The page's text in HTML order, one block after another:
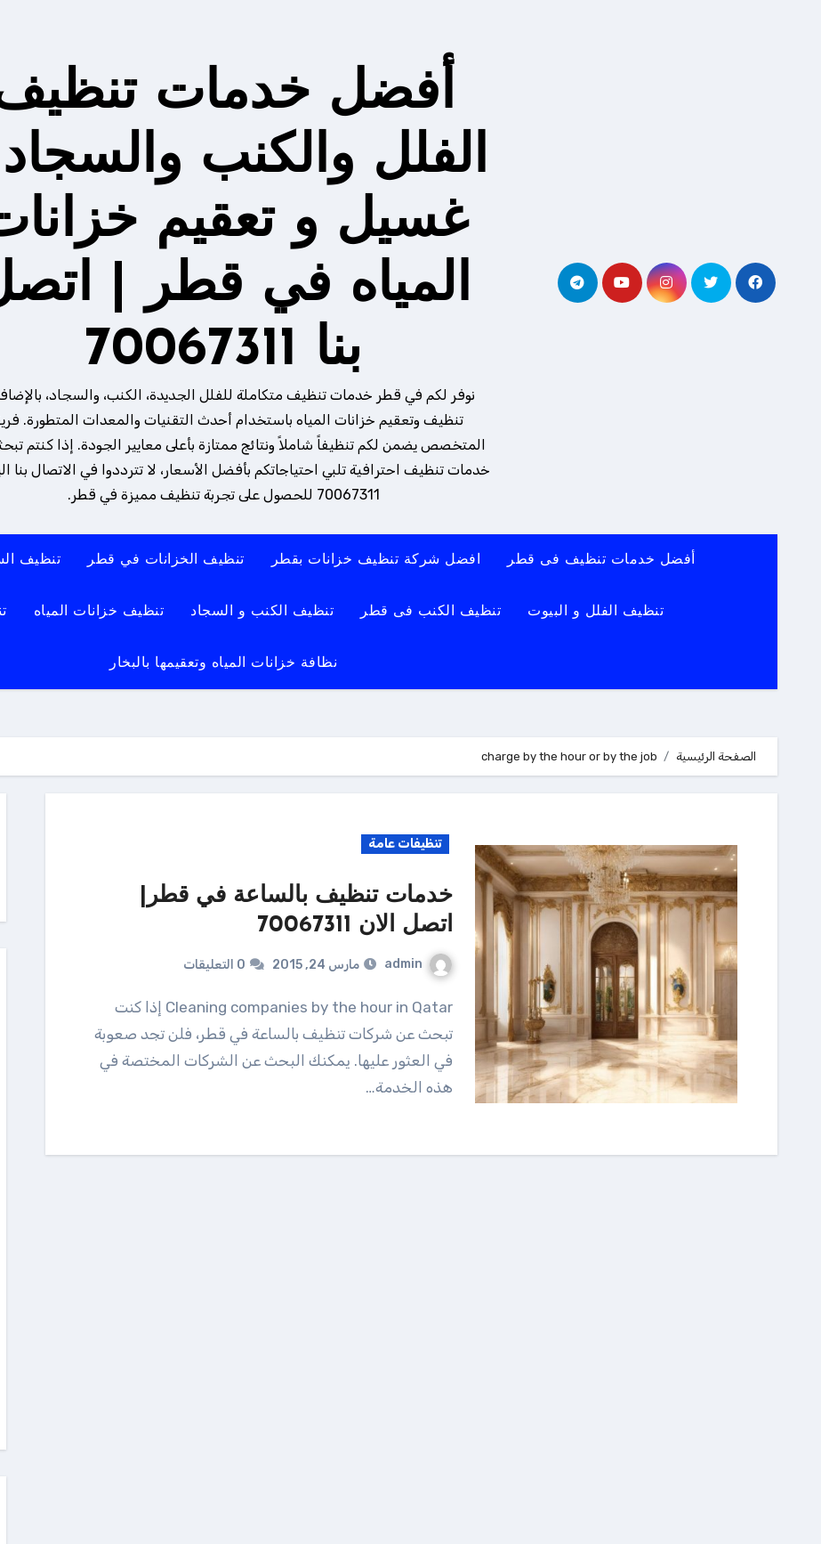
أفضل خدمات
الفلل والكنب
غسيل و تعقيم
المياه في قطر |
بنا 70067311
نوفر لكم في قطر خدمات تنظيف متكاملة للفلل الجديدة، الكنب، والسجاد،
تنظيف وتعقيم خزانات المياه باستخدام أحدث التقنيات والمعدات المتطورة.
المتخصص يضمن لكم تنظيفاً شاملاً ونتائج ممتازة بأعلى معايير الجودة. إذا كنتم
خدمات تنظيف احترافية تلبي احتياجاتكم بأفضل الأسعار، لا تترددوا في الاتصال بنا
70067311 للحصول على تجربة تنظيف مميزة في قطر.
أفضل خدمات تنظيف فى قطر افضل شركة تنظيف خزانات بقطر تنظيف الخزانات في قطر تنظيف
تنظيف الفلل و البيوت تنظيف الكنب فى قطر تنظيف الكنب و السجاد تنظيف خزانات المياه
نظافة خزانات المياه وتعقيمها بالبخار
الصفحة الرئيسية charge by the hour or by the job
تنظيفات عامة
خدمات تنظيف بالساعة في قطر|
اتصل الان 70067311
admin مارس 24, 2015 0 التعليقات
Cleaning companies by the hour in Qatar إذا كنت
تبحث عن شركات تنظيف بالساعة في قطر، فلن تجد صعوبة
في العثور عليها. يمكنك البحث عن الشركات المختصة في
هذه الخدمة…